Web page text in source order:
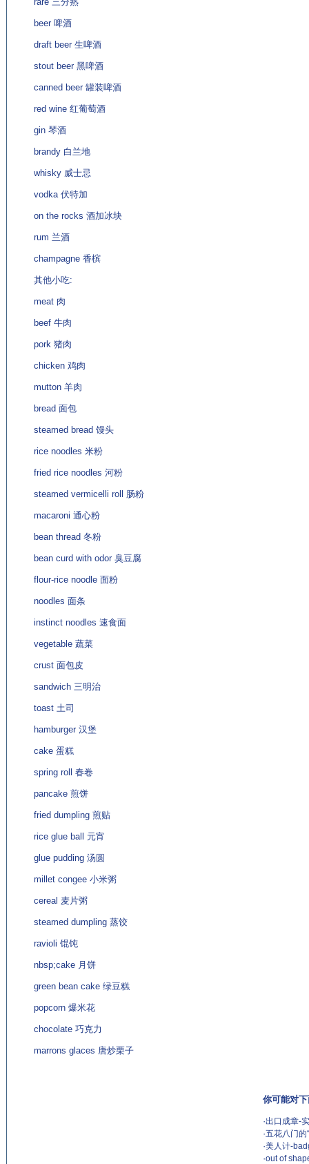
beer 啤酒
draft beer 生啤酒
stout beer 黑啤酒
canned beer 罐装啤酒
red wine 红葡萄酒
gin 琴酒
brandy 白兰地
whisky 威士忌
vodka 伏特加
on the rocks 酒加冰块
rum 兰酒
champagne 香槟
其他小吃:
meat 肉
beef 牛肉
pork 猪肉
chicken 鸡肉
mutton 羊肉
bread 面包
steamed bread 馒头
rice noodles 米粉
fried rice noodles 河粉
steamed vermicelli roll 肠粉
macaroni 通心粉
bean thread 冬粉
bean curd with odor 臭豆腐
flour-rice noodle 面粉
noodles 面条
instinct noodles 速食面
vegetable 蔬菜
crust 面包皮
sandwich 三明治
toast 土司
hamburger 汉堡
cake 蛋糕
spring roll 春卷
pancake 煎饼
fried dumpling 煎贴
rice glue ball 元宵
glue pudding 汤圆
millet congee 小米粥
cereal 麦片粥
steamed dumpling 蒸饺
ravioli 馄饨
nbsp;cake 月饼
green bean cake 绿豆糕
popcorn 爆米花
chocolate 巧克力
marrons glaces 唐炒栗子
你可能对
·出口成章-
·五花八门的
·美人计-
·out of